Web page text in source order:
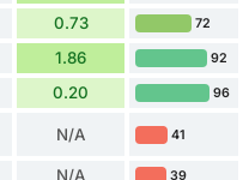
0.73 72
1.86 92
0.20 96
N/A 41
N/A 39